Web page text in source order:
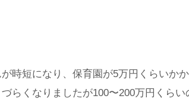
時短になり、保育園が5万円くらいか
らくなりましたが100〜200万円くら